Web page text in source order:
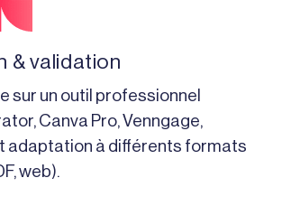
& validation
sur un outil professionnel
Canva Pro, Venngage,
adaptation à différents formats
web).